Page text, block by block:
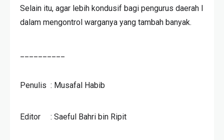
Selain itu, agar lebih kondusif bagi pengurus daerah I
dalam mengontrol warganya yang tambah banyak.
Penulis : Musafal Habib
Editor : Saeful Bahri bin Ripit